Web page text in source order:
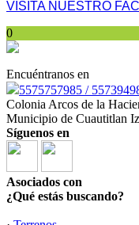
VISITA NUESTRO
0
Encuéntranos en
5575757985 /
Colonia Arcos de la
Municipio de Cuautitlan
Síguenos en
Asociados con
¿Qué estás buscando?